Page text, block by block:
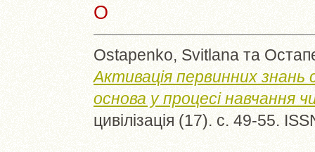
O
Ostapenko, Svitlana та
Активація первинних
основа у процесі навчання
цивілізація (17). с. 49-55.